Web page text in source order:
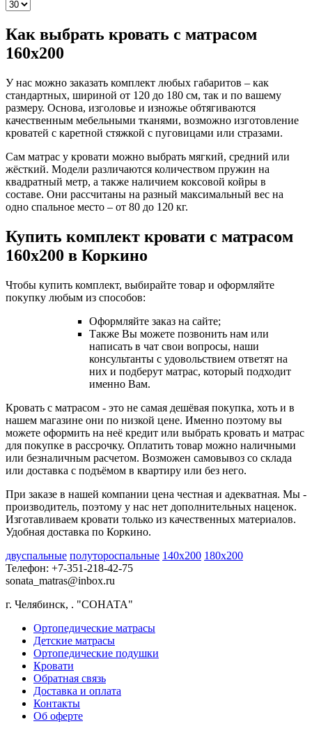
Как выбрать кровать с матрасом
160х200
У нас можно заказать комплект любых габаритов – как
стандартных, шириной от 120 до 180 см, так и по вашему
размеру. Основа, изголовье и изножье обтягиваются
качественным мебельными тканями, возможно изготовление
кроватей с каретной стяжкой с пуговицами или стразами.
Сам матрас у кровати можно выбрать мягкий, средний или
жёсткий. Модели различаются количеством пружин на
квадратный метр, а также наличием коксовой койры в
составе. Они рассчитаны на разный максимальный вес на
одно спальное место – от 80 до 120 кг.
Купить комплект кровати с матрасом
160х200 в Коркино
Чтобы купить комплект, выбирайте товар и оформляйте
покупку любым из способов:
Оформляйте заказ на сайте;
Также Вы можете позвонить нам или
написать в чат свои вопросы, наши
консультанты с удовольствием ответят на
них и подберут матрас, который подходит
именно Вам.
Кровать с матрасом - это не самая дешёвая покупка, хоть и в
нашем магазине они по низкой цене. Именно поэтому вы
можете оформить на неё кредит или выбрать кровать и матрас
для покупке в рассрочку. Оплатить товар можно наличными
или безналичным расчетом. Возможен самовывоз со склада
или доставка с подъёмом в квартиру или без него.
При заказе в нашей компании цена честная и адекватная. Мы -
производитель, поэтому у нас нет дополнительных наценок.
Изготавливаем кровати только из качественных материалов.
Удобная доставка по Коркино.
двуспальные полутороспальные 140х200 180х200
Телефон: +7-351-218-42-75
sonata_matras@inbox.ru
г. Челябинск, . "СОНАТА"
Ортопедические матрасы
Детские матрасы
Ортопедические подушки
Кровати
Обратная связь
Доставка и оплата
Контакты
Об оферте